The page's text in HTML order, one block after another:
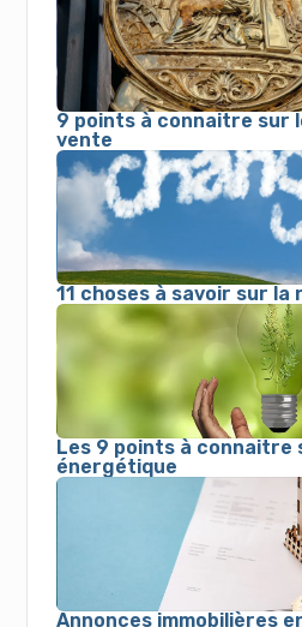
9 points à connaitre sur
vente
11 choses à savoir sur la
Les 9 points à connaitre
énergétique
Annonces immobilières